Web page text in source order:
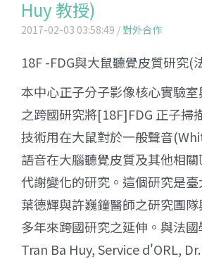
Huy 教授)
2017-02-03 03:58:49 / 對外合作
18F -FDG與大鼠聽覺皮質研究(
本中心正子分子影像核心實驗
之跨國研究將[18F]FDG 正子掃
技術用在大鼠對於一般聲音
語音在大腦聽覺皮質及其他相
代謝變化的研究。這個研究是
葉德輝與許巍鐘醫師之研究團
多年來跨國研究之延伸。與法
Tran Ba Huy, Service d'ORL,